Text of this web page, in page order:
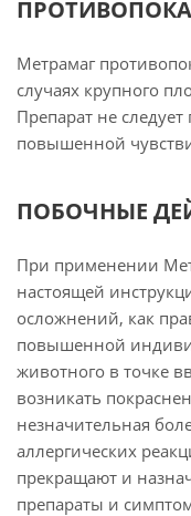
Метрамаг
случаях крупного
Препарат не
повышенной
ПОБОЧНЫЕ
При применении
настоящей
осложнений, как
повышенной
животного в точке
возникать
незначительная
аллергических
прекращают и
препараты и